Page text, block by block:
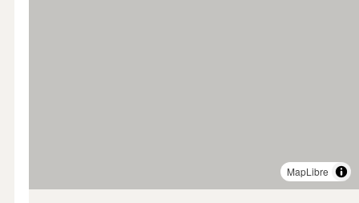
MapLibre